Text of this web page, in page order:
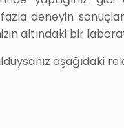
deneyin
altındaki bir
aşağıdaki